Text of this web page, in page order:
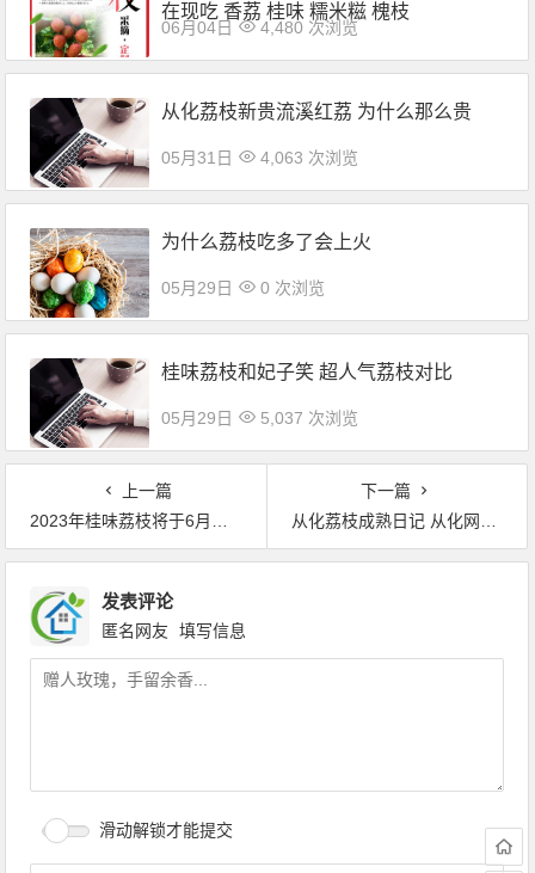
在现吃 香荔 桂味 糯米糍 槐枝
06月04日 4,480 次浏览
从化荔枝新贵流溪红荔 为什么那么贵
05月31日 4,063 次浏览
为什么荔枝吃多了会上火
05月29日 0 次浏览
桂味荔枝和妃子笑 超人气荔枝对比
05月29日 5,037 次浏览
上一篇
2023年桂味荔枝将于6月底上市
下一篇
从化荔枝成熟日记 从化网红打卡地 古荔园玉溪民宿
发表评论
匿名网友 填写信息
滑动解锁才能提交